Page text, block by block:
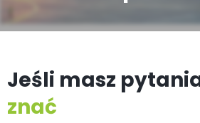
Jeśli masz
znać